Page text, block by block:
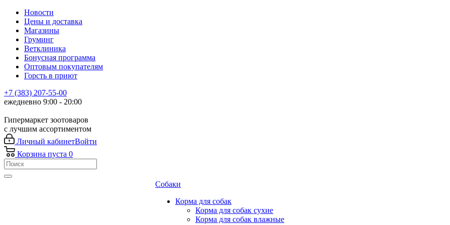
Новости
Цены и доставка
Магазины
Груминг
Ветклиника
Бонусная программа
Оптовым покупателям
Горсть в приют
+7 (383) 207-55-00
ежедневно 9:00 - 20:00
Гипермаркет зоотоваров
с лучшим ассортиментом
Личный кабинетВойти
Корзина пуста 0
Собаки
Корма для собак
Корма для собак сухие
Корма для собак влажные